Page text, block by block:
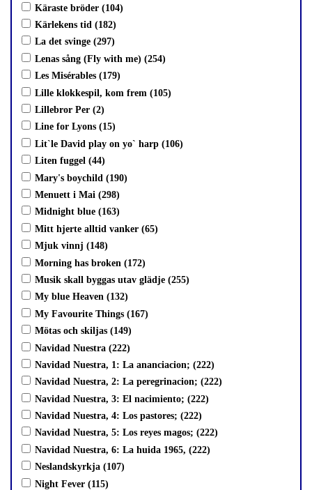
Käraste bröder (104)
Kärlekens tid (182)
La det svinge (297)
Lenas sång (Fly with me) (254)
Les Misérables (179)
Lille klokkespil, kom frem (105)
Lillebror Per (2)
Line for Lyons (15)
Lit`le David play on yo` harp (106)
Liten fuggel (44)
Mary's boychild (190)
Menuett i Mai (298)
Midnight blue (163)
Mitt hjerte alltid vanker (65)
Mjuk vinnj (148)
Morning has broken (172)
Musik skall byggas utav glädje (255)
My blue Heaven (132)
My Favourite Things (167)
Mötas och skiljas (149)
Navidad Nuestra (222)
Navidad Nuestra, 1: La ananciacion; (222)
Navidad Nuestra, 2: La peregrinacion; (222)
Navidad Nuestra, 3: El nacimiento; (222)
Navidad Nuestra, 4: Los pastores; (222)
Navidad Nuestra, 5: Los reyes magos; (222)
Navidad Nuestra, 6: La huida 1965, (222)
Neslandskyrkja (107)
Night Fever (115)